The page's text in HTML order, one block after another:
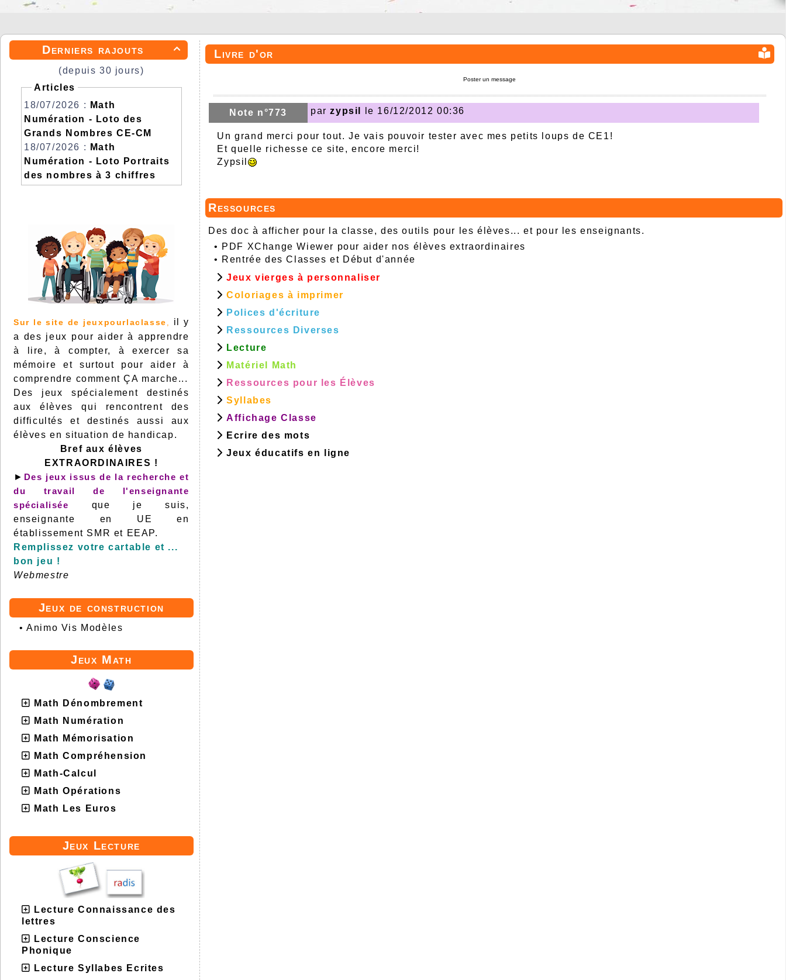

Derniers rajouts
(depuis 30 jours)
Articles
18/07/2026 :
Math
Numération - Loto des
Grands Nombres CE-CM
18/07/2026 :
Math
Numération - Loto Portraits
des nombres à 3 chiffres
Sur le site de jeuxpourlaclasse
il y
a des jeux pour aider à apprendre
à lire, à compter, à exercer sa
mémoire et surtout pour aider à
comprendre comment ÇA marche...
Des jeux spécialement destinés
aux élèves qui rencontrent des
difficultés et destinés aussi aux
élèves en situation de handicap.
Bref aux élèves
EXTRAORDINAIRES !
► Des jeux issus de la recherche et
du travail de l'enseignante
spécialisée que je suis,
enseignante en UE en
établissement SMR et EEAP.
Remplissez votre cartable et ...
bon jeu !
Webmestre
Jeux de construction
•Animo Vis Modèles
Jeux Math
Math Dénombrement
Math Numération
Math Mémorisation
Math Compréhension
Math-Calcul
Math Opérations
Math Les Euros
Jeux Lecture
Lecture Connaissance des
lettres
Lecture Conscience
Phonique
Lecture Syllabes Ecrites
Livre d'or
Poster un message
Note n°773 parzypsil le 16/12/2012 00:36
Un grand merci pour tout. Je vais pouvoir tester avec mes petits loups de CE1!
Et quelle richesse ce site, encore merci!
Zypsil
Ressources
Des doc à afficher pour la classe, des outils pour les élèves... et pour les enseignants.
• PDF XChange Wiewer pour aider nos élèves extraordinaires
• Rentrée des Classes et Début d'année
Jeux vierges à personnaliser
Coloriages à imprimer
Polices d'écriture
Ressources Diverses
Lecture
Matériel Math
Ressources pour les Élèves
Syllabes
Affichage Classe
Ecrire des mots
Jeux éducatifs en ligne